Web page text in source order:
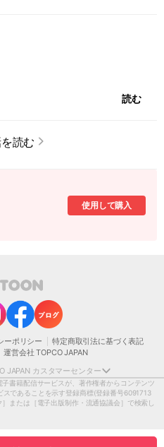
読む
読む
使用して購入
ーポリシー
特定商取引法に基づく表記
運営会社 TOPCO JAPAN
JAPAN カスタマーセンター
：00、14：00～18：30（土・日・祝日は
）
翌営業日以降にご対応いたしますことをご
ださい。
より、弊社からお送りするメールが正しく
がございます。
お願い申し上げます。
ンツの一部または全部を 複製、転載、送
とは、 著作権侵害となり、著作権法に基づ
書籍配信サービスが、著作権者からコンテンツ
スであることを示す登録商標(登録番号6091713
または［電子出版制作・流通協議会］で検索し